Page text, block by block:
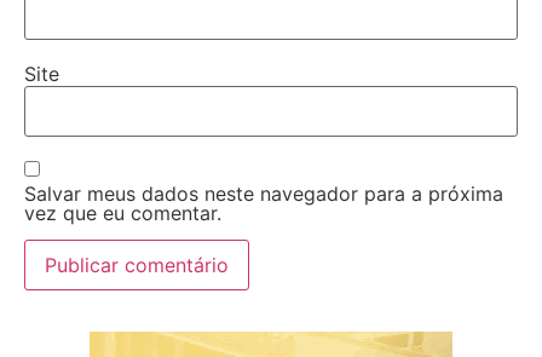
Site
Salvar meus dados neste navegador para a próxima
vez que eu comentar.